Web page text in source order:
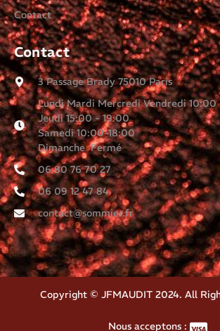
Contact
Contact
3 Passage Brady 75010 Paris
Lundi Mardi Mercredi Vendredi 10:00
Jeudi 15:00 - 19:00
Samedi 10:00-18:00
Dimanche Fermé
06 80 76 70 27
06 09 12 47 84
contact@sommier.fr
Copyright © JFMAUDIT 2024. All
Nous acceptons :